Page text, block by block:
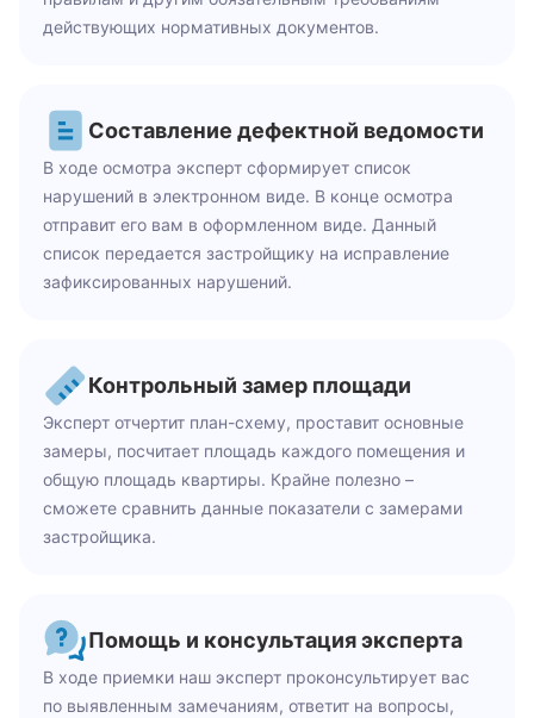
действующих нормативных документов.
Составление дефектной ведомости
В ходе осмотра эксперт сформирует список
нарушений в электронном виде. В конце осмотра
отправит его вам в оформленном виде. Данный
список передается застройщику на исправление
зафиксированных нарушений.
Контрольный замер площади
Эксперт отчертит план-схему, проставит основные
замеры, посчитает площадь каждого помещения и
общую площадь квартиры. Крайне полезно –
сможете сравнить данные показатели с замерами
застройщика.
Помощь и консультация эксперта
В ходе приемки наш эксперт проконсультирует вас
по выявленным замечаниям, ответит на вопросы,